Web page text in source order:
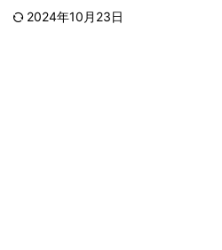
2024年10月23日